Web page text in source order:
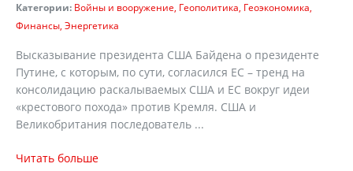
Категории: Войны и вооружение Геополитика Геоэкономика
Финансы Энергетика
Высказывание президента США Байдена о президенте
Путине, с которым, по сути, согласился ЕС – тренд на
консолидацию раскалываемых США и ЕС вокруг идеи
«крестового похода» против Кремля. США и
Великобритания последователь ...
Читать больше